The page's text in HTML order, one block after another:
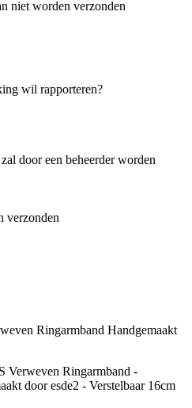
niet worden verzonden
wil rapporteren?
door een beheerder worden
verzonden
Verweven Ringarmband -
door esde2 - Verstelbaar 16cm